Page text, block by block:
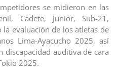
se midieron en las
Cadete, Junior, Sub-21,
evaluación de los atletas de
Lima-Ayacucho 2025, así
discapacidad auditiva de cara
2025.